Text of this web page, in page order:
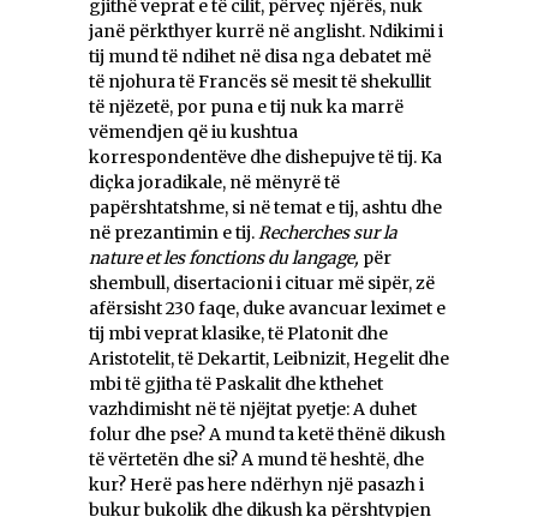
gjithë veprat e të cilit, përveç njërës, nuk
janë përkthyer kurrë në anglisht. Ndikimi i
tij mund të ndihet në disa nga debatet më
të njohura të Francës së mesit të shekullit
të njëzetë, por puna e tij nuk ka marrë
vëmendjen që iu kushtua
korrespondentëve dhe dishepujve të tij. Ka
diçka joradikale, në mënyrë të
papërshtatshme, si në temat e tij, ashtu dhe
në prezantimin e tij.Recherches sur la
nature et les fonctions du langage, për
shembull, disertacioni i cituar më sipër, zë
afërsisht 230 faqe, duke avancuar leximet e
tij mbi veprat klasike, të Platonit dhe
Aristotelit, të Dekartit, Leibnizit, Hegelit dhe
mbi të gjitha të Paskalit dhe kthehet
vazhdimisht në të njëjtat pyetje: A duhet
folur dhe pse? A mund ta ketë thënë dikush
të vërtetën dhe si? A mund të heshtë, dhe
kur? Herë pas here ndërhyn një pasazh i
bukur bukolik dhe dikush ka përshtypjen